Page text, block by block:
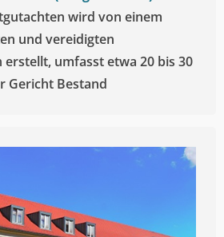
wird von einem
und vereidigten
erstellt, umfasst etwa 20 bis 30
Gericht Bestand